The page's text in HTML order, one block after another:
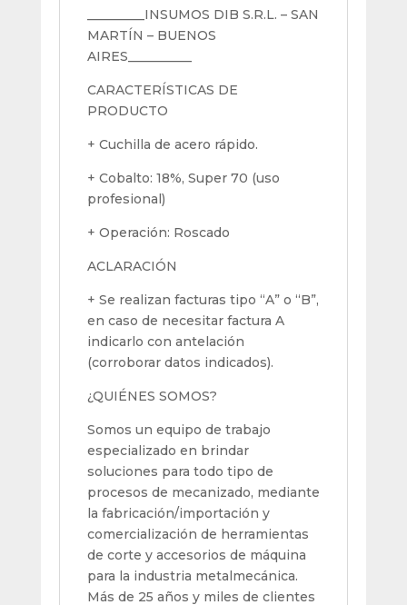
cantidad
_________INSUMOS DIB S.R.L. – SAN
MARTÍN – BUENOS
AIRES__________
CARACTERÍSTICAS DE
PRODUCTO
+ Cuchilla de acero rápido.
+ Cobalto: 18%, Super 70 (uso
profesional)
+ Operación: Roscado
ACLARACIÓN
+ Se realizan facturas tipo “A” o “B”,
en caso de necesitar factura A
indicarlo con antelación
(corroborar datos indicados).
¿QUIÉNES SOMOS?
Somos un equipo de trabajo
especializado en brindar
soluciones para todo tipo de
procesos de mecanizado, mediante
la fabricación/importación y
comercialización de herramientas
de corte y accesorios de máquina
para la industria metalmecánica.
Más de 25 años y miles de clientes